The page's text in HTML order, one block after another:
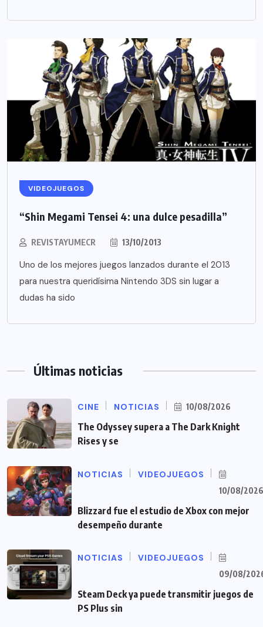
VIDEOJUEGOS
“Shin Megami Tensei 4: una dulce pesadilla”
REVISTAYUMECR 13/10/2013
Uno de los mejores juegos lanzados durante el 2013
para nuestra queridísima Nintendo 3DS sin lugar a
dudas ha sido
Últimas noticias
CINE NOTICIAS 10/08/2026
The Odyssey supera a The Dark Knight
Rises y se
NOTICIAS VIDEOJUEGOS
10/08/2026
Blizzard fue el estudio de Xbox con mejor
desempeño durante
NOTICIAS VIDEOJUEGOS
09/08/
Steam Deck ya puede transmitir juegos de
PS Plus sin